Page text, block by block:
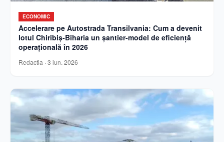
ECONOMIC
Accelerare pe Autostrada Transilvania: Cum a devenit
lotul Chiribiș-Biharia un șantier-model de eficiență
operațională în 2026
Redactia · 3 iun. 2026